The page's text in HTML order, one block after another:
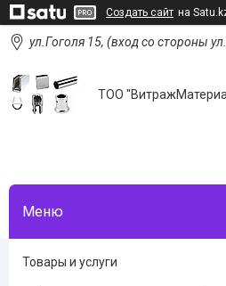
Создать сайт на
ул.Гоголя 15, (вход со стороны
ТОО
Товары и услуги